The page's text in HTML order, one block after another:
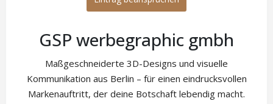
GSP werbegraphic gmbh
Maßgeschneiderte 3D-Designs und visuelle
Kommunikation aus Berlin – für einen eindrucksvollen
Markenauftritt, der deine Botschaft lebendig macht.